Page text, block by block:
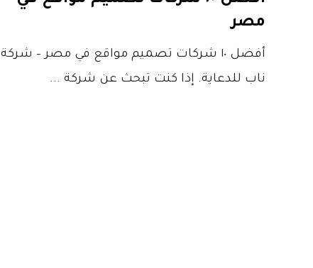
مصر
أفضل ١٠ شركات تصميم مواقع في مصر – شركة
ناب للدعاية. إذا كنت تبحث عن شركة ...